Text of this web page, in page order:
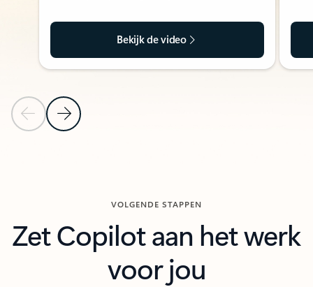
Vorige diaVolgende dia
Bekijk de video
VOLGENDE STAPPEN
Zet Copilot aan het werk
voor jou